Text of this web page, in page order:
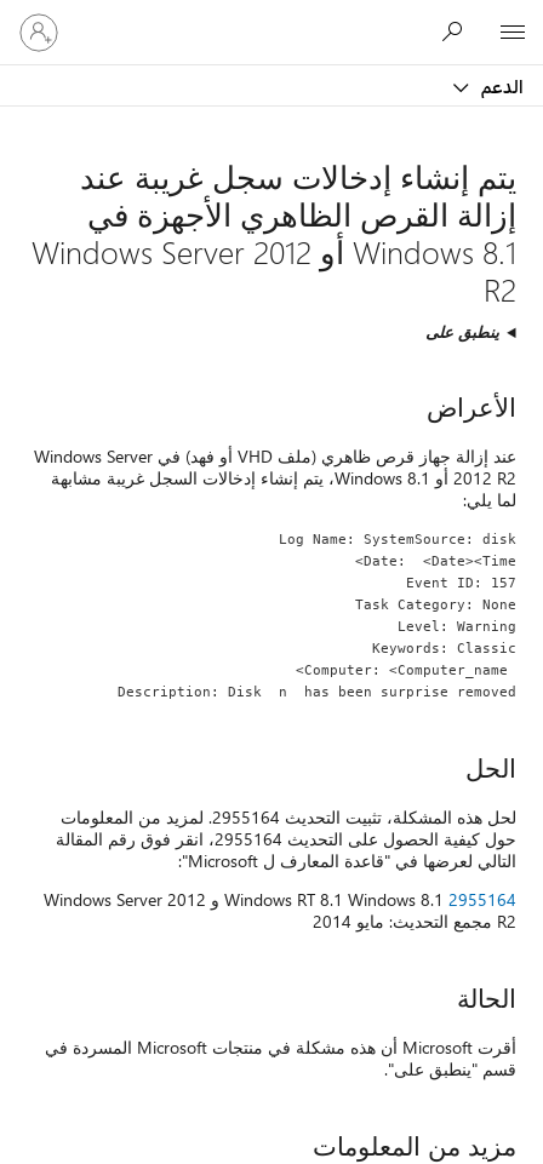
الدعم
تسجيل
الدخول
إلى
يتم إنشاء إدخالات سجل غريبة عند
إزالة القرص الظاهري الأجهزة في
Windows 8.1 أو Windows Server 2012
R2
ينطبق على
الأعراض
عند إزالة جهاز قرص ظاهري (ملف VHD أو فهد) في Windows Server
2012 R2 أو Windows 8.1، يتم إنشاء إدخالات السجل غريبة مشابهة
لما يلي:
Log Name: SystemSource: disk
Date:  <Date><Time>
Event ID: 157
Task Category: None
Level: Warning
Keywords: Classic
Description: Disk  n  has been surprise removed
الحل
لحل هذه المشكلة، تثبيت التحديث 2955164. لمزيد من المعلومات
حول كيفية الحصول على التحديث 2955164، انقر فوق رقم المقالة
التالي لعرضها في "قاعدة المعارف ل Microsoft":
2955164
Windows RT 8.1 Windows 8.1 و Windows Server 2012
R2 مجمع التحديث: مايو 2014
الحالة
أقرت Microsoft أن هذه مشكلة في منتجات Microsoft المسردة في
قسم "ينطبق على".
مزيد من المعلومات